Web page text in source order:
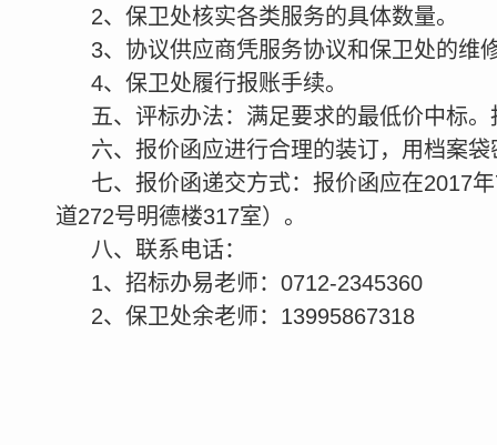
2、保卫处核实各类服务的具体数量。
3、协议供应商凭服务协议和保卫处的维
4、保卫处履行报账手续。
五、评标办法：满足要求的最低价中标
六、报价函应进行合理的装订，用档案袋
七、报价函递交方式：报价函应在2017年
道272号明德楼317室）。
八、联系电话：
1、招标办易老师： 0712-2345360
2、保卫处余老师： 13995867318